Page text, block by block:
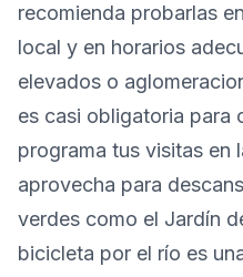
recomienda probarlas
local y en horarios
elevados o
es casi obligatoria para
programa tus visitas en
aprovecha para
verdes como el Jardín
bicicleta por el río es